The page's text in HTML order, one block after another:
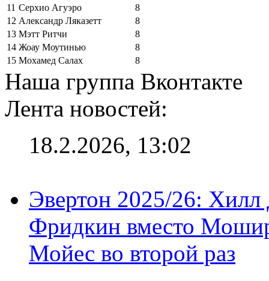
11 Серхио Агуэро
8
12 Александр Ляказетт
8
13 Мэтт Ритчи
8
14 Жоау Моутинью
8
15 Мохамед Салах 8
Наша группа Вконтакте
Лента новостей:
18.2.2026, 13:02
Эвертон 2025/26:
Фридкин вместо
Мойес во второй раз